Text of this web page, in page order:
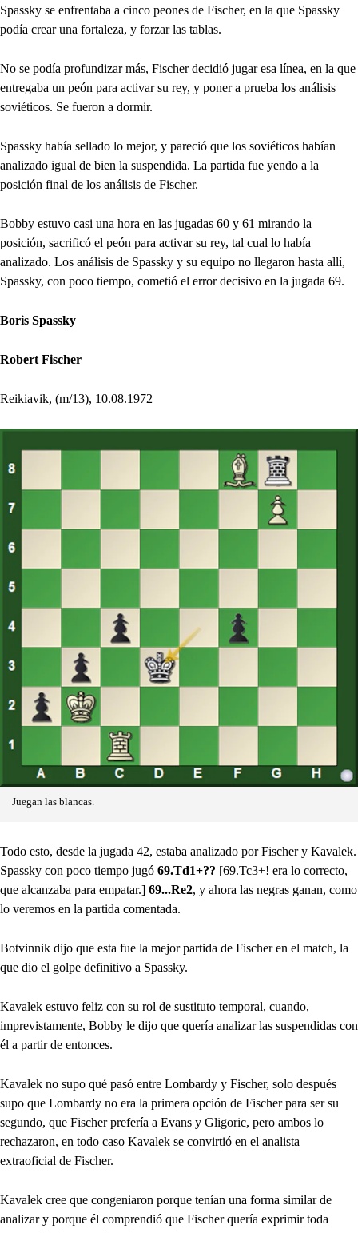
Spassky se enfrentaba a cinco peones de Fischer, en la que Spassky
podía crear una fortaleza, y forzar las tablas.
No se podía profundizar más, Fischer decidió jugar esa línea, en la que
entregaba un peón para activar su rey, y poner a prueba los análisis
soviéticos. Se fueron a dormir.
Spassky había sellado lo mejor, y pareció que los soviéticos habían
analizado igual de bien la suspendida. La partida fue yendo a la
posición final de los análisis de Fischer.
Bobby estuvo casi una hora en las jugadas 60 y 61 mirando la
posición, sacrificó el peón para activar su rey, tal cual lo había
analizado. Los análisis de Spassky y su equipo no llegaron hasta allí,
Spassky, con poco tiempo, cometió el error decisivo en la jugada 69.
Boris Spassky
Robert Fischer
Reikiavik, (m/13), 10.08.1972
Juegan las blancas.
Todo esto, desde la jugada 42, estaba analizado por Fischer y Kavalek.
Spassky con poco tiempo jugó 69.Td1+?? [69.Tc3+! era lo correcto,
que alcanzaba para empatar.] 69...Re2, y ahora las negras ganan, como
lo veremos en la partida comentada.
Botvinnik dijo que esta fue la mejor partida de Fischer en el match, la
que dio el golpe definitivo a Spassky.
Kavalek estuvo feliz con su rol de sustituto temporal, cuando,
imprevistamente, Bobby le dijo que quería analizar las suspendidas con
él a partir de entonces.
Kavalek no supo qué pasó entre Lombardy y Fischer, solo después
supo que Lombardy no era la primera opción de Fischer para ser su
segundo, que Fischer prefería a Evans y Gligoric, pero ambos lo
rechazaron, en todo caso Kavalek se convirtió en el analista
extraoficial de Fischer.
Kavalek cree que congeniaron porque tenían una forma similar de
analizar y porque él comprendió que Fischer quería exprimir toda